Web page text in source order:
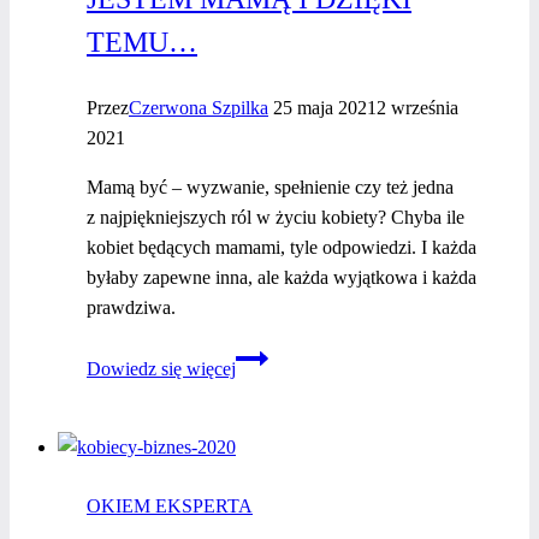
TEMU…
PrzezCzerwona Szpilka 25 maja 2021 2 września
2021
Mamą być – wyzwanie, spełnienie czy też jedna
z najpiękniejszych ról w życiu kobiety? Chyba ile
kobiet będących mamami, tyle odpowiedzi. I każda
byłaby zapewne inna, ale każda wyjątkowa i każda
prawdziwa.
Dowiedz się więcej
Jestem
temu…
OKIEM EKSPERTA